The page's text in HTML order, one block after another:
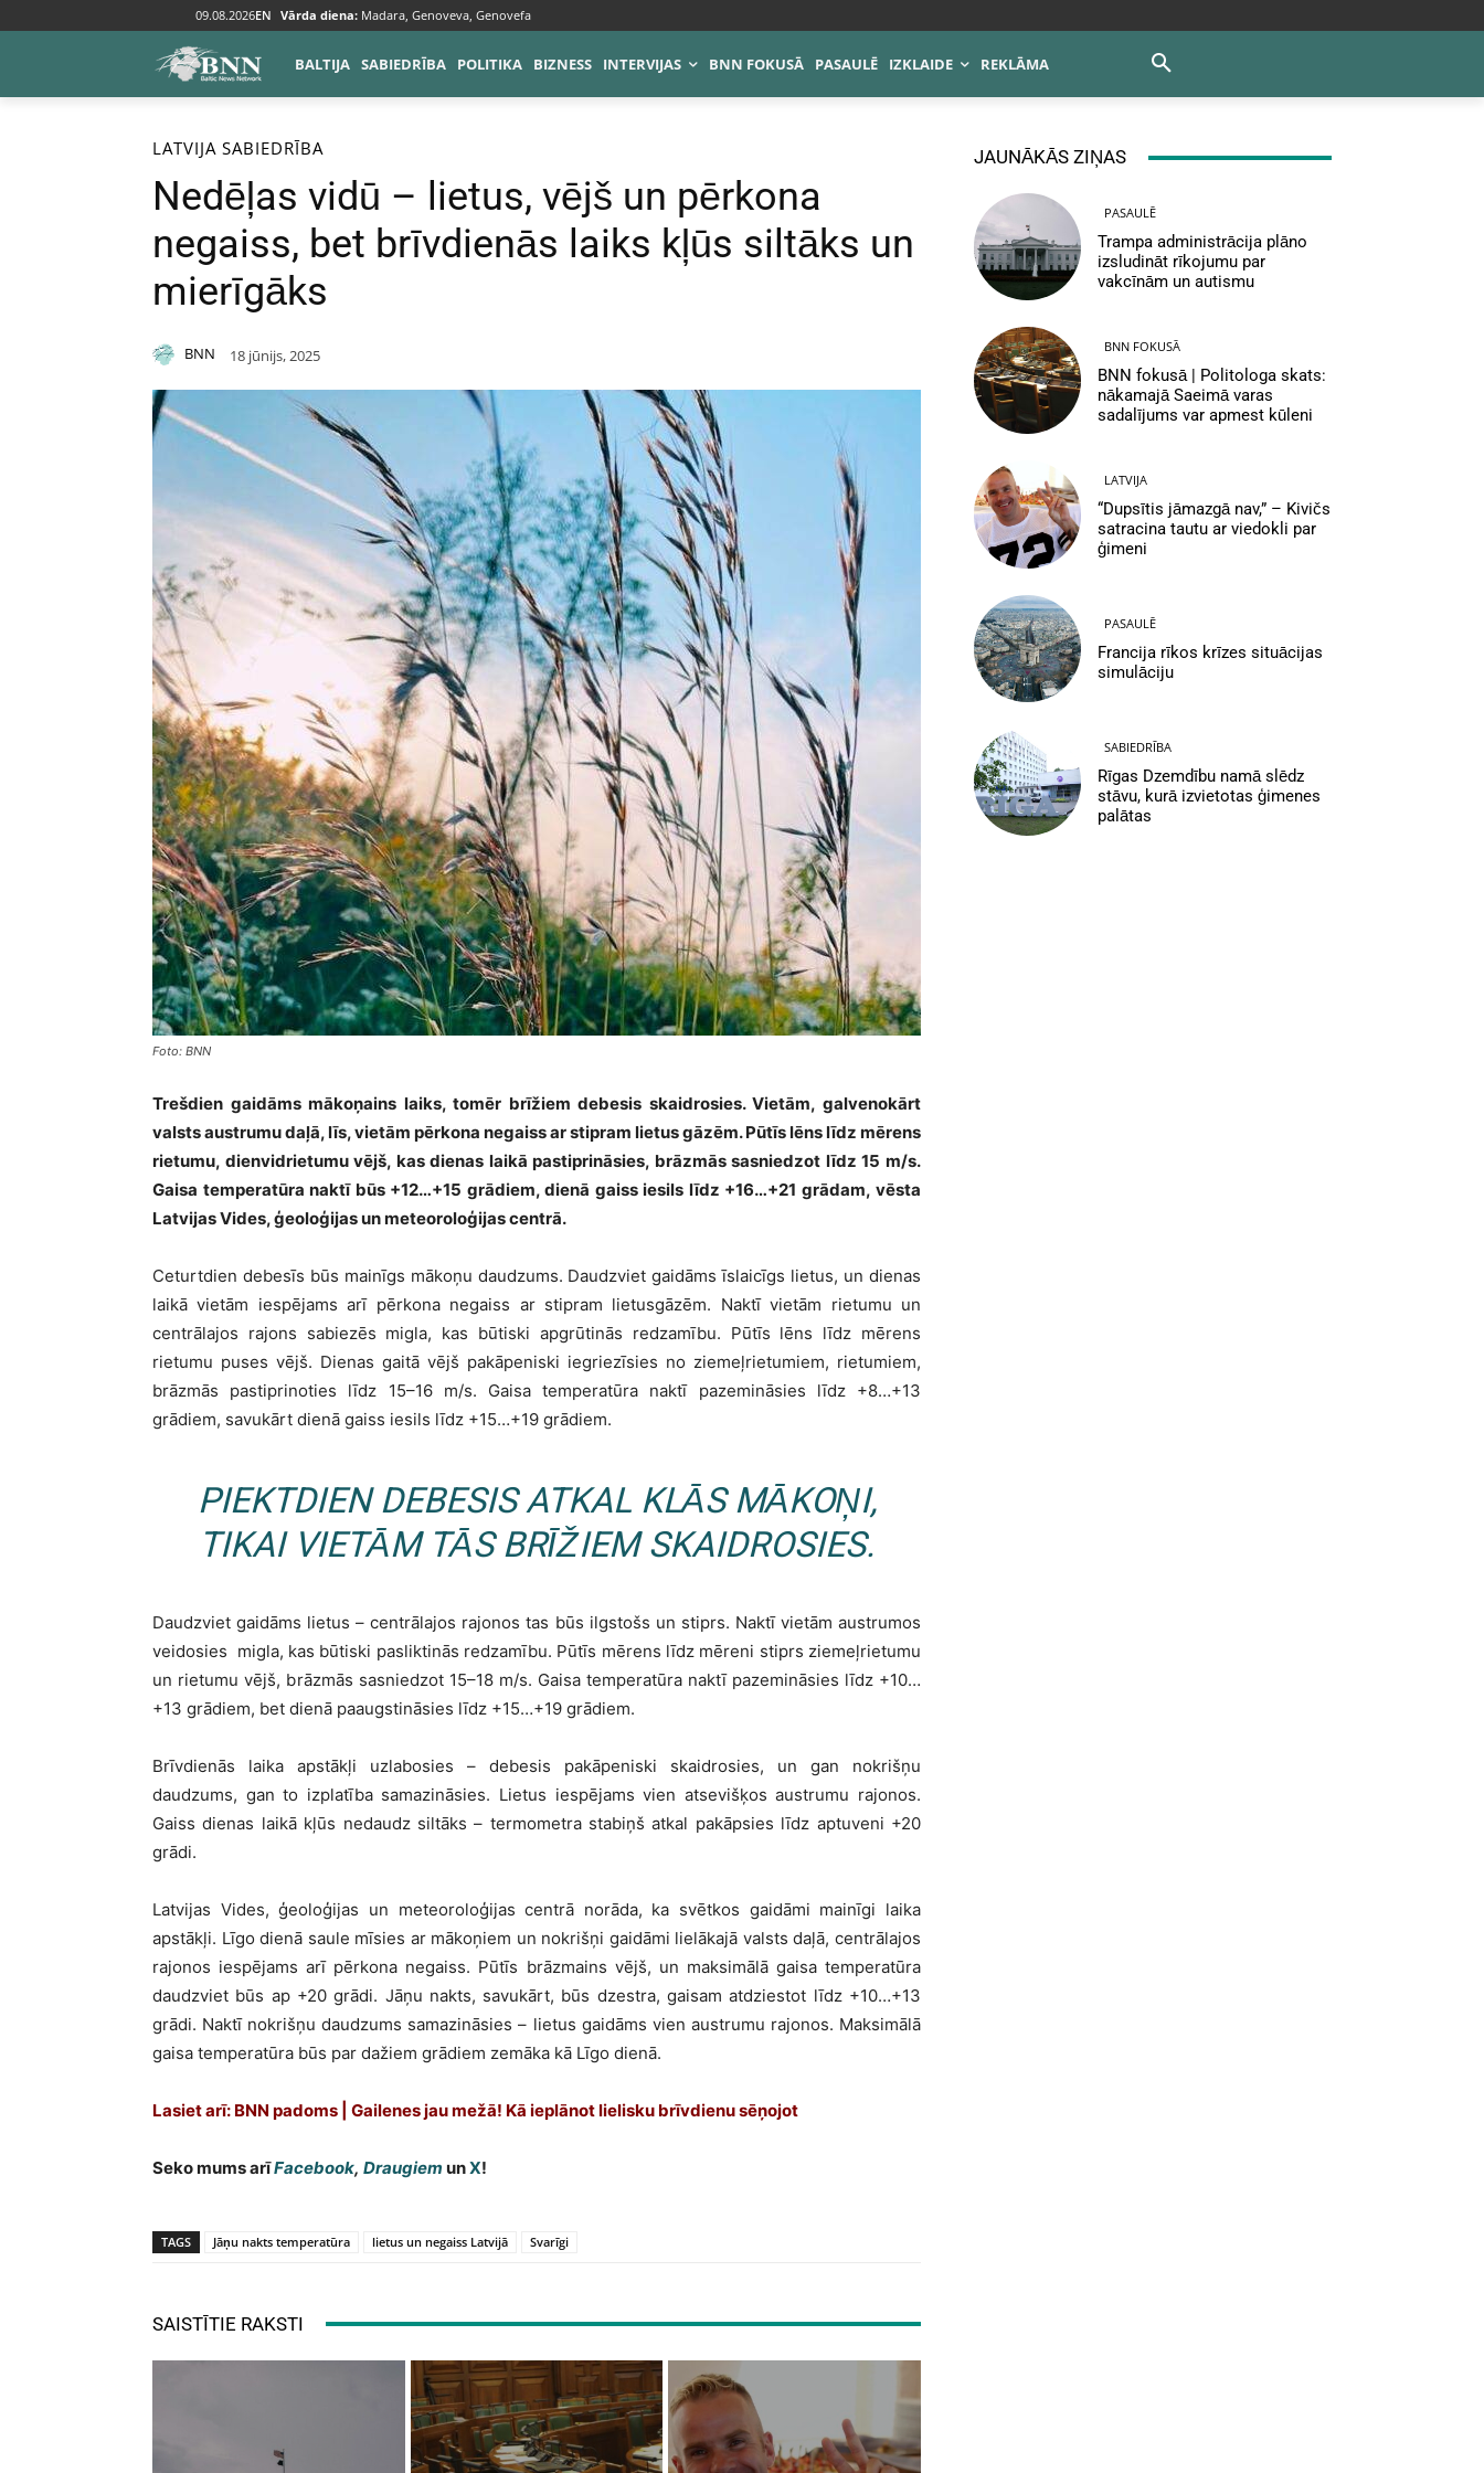
09.08.2026EN Vārda diena: Madara, Genoveva, Genovefa
BALTIJA SABIEDRĪBA POLITIKA BIZNESS INTERVIJAS BNN FOKUSĀ PASAULĒ IZKLAIDE REKLĀMA
Sākums Baltija Latvija
LATVIJA SABIEDRĪBA
Nedēļas vidū – lietus, vējš un pērkona
negaiss, bet brīvdienās laiks kļūs siltāks un
mierīgāks
BNN 18 jūnijs, 2025
Foto: BNN
Trešdien gaidāms mākoņains laiks, tomēr brīžiem debesis skaidrosies. Vietām, galvenokārt
valsts austrumu daļā, līs, vietām pērkona negaiss ar stipram lietus gāzēm. Pūtīs lēns līdz mērens
rietumu, dienvidrietumu vējš, kas dienas laikā pastiprināsies, brāzmās sasniedzot līdz 15 m/s.
Gaisa temperatūra naktī būs +12…+15 grādiem, dienā gaiss iesils līdz +16…+21 grādam, vēsta
Latvijas Vides, ģeoloģijas un meteoroloģijas centrā.
Ceturtdien debesīs būs mainīgs mākoņu daudzums. Daudzviet gaidāms īslaicīgs lietus, un dienas
laikā vietām iespējams arī pērkona negaiss ar stipram lietusgāzēm. Naktī vietām rietumu un
centrālajos rajons sabiezēs migla, kas būtiski apgrūtinās redzamību. Pūtīs lēns līdz mērens
rietumu puses vējš. Dienas gaitā vējš pakāpeniski iegriezīsies no ziemeļrietumiem, rietumiem,
brāzmās pastiprinoties līdz 15–16 m/s. Gaisa temperatūra naktī pazemināsies līdz +8…+13
grādiem, savukārt dienā gaiss iesils līdz +15…+19 grādiem.
PIEKTDIEN DEBESIS ATKAL KLĀS MĀKOŅI,
TIKAI VIETĀM TĀS BRĪŽIEM SKAIDROSIES.
Daudzviet gaidāms lietus – centrālajos rajonos tas būs ilgstošs un stiprs. Naktī vietām austrumos
veidosies migla, kas būtiski pasliktinās redzamību. Pūtīs mērens līdz mēreni stiprs ziemeļrietumu
un rietumu vējš, brāzmās sasniedzot 15–18 m/s. Gaisa temperatūra naktī pazemināsies līdz +10…
+13 grādiem, bet dienā paaugstināsies līdz +15…+19 grādiem.
Brīvdienās laika apstākļi uzlabosies – debesis pakāpeniski skaidrosies, un gan nokrišņu
daudzums, gan to izplatība samazināsies. Lietus iespējams vien atsevišķos austrumu rajonos.
Gaiss dienas laikā kļūs nedaudz siltāks – termometra stabiņš atkal pakāpsies līdz aptuveni +20
grādi.
Latvijas Vides, ģeoloģijas un meteoroloģijas centrā norāda, ka svētkos gaidāmi mainīgi laika
apstākļi. Līgo dienā saule mīsies ar mākoņiem un nokrišņi gaidāmi lielākajā valsts daļā, centrālajos
rajonos iespējams arī pērkona negaiss. Pūtīs brāzmains vējš, un maksimālā gaisa temperatūra
daudzviet būs ap +20 grādi. Jāņu nakts, savukārt, būs dzestra, gaisam atdziestot līdz +10…+13
grādi. Naktī nokrišņu daudzums samazināsies – lietus gaidāms vien austrumu rajonos. Maksimālā
gaisa temperatūra būs par dažiem grādiem zemāka kā Līgo dienā.
Lasiet arī: BNN padoms | Gailenes jau mežā! Kā ieplānot lielisku brīvdienu sēņojot
Seko mums arīFacebook, Draugiem unX!
TAGS Jāņu nakts temperatūra lietus un negaiss Latvijā Svarīgi
SAISTĪTIE RAKSTI
JAUNĀKĀS ZIŅAS
PASAULĒ
Trampa administrācija plāno
izsludināt rīkojumu par
vakcīnām un autismu
BNN FOKUSĀ
BNN fokusā | Politologa skats:
nākamajā Saeimā varas
sadalījums var apmest kūleni
LATVIJA
“Dupsītis jāmazgā nav,” – Kivičs
satracina tautu ar viedokli par
ģimeni
PASAULĒ
Francija rīkos krīzes situācijas
simulāciju
SABIEDRĪBA
Rīgas Dzemdību namā slēdz
stāvu, kurā izvietotas ģimenes
palātas